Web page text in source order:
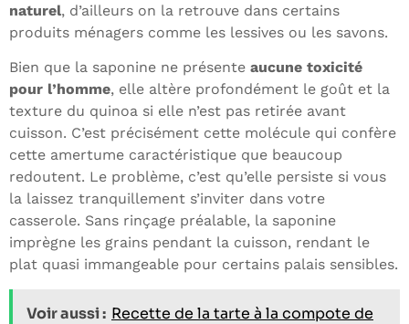
naturel, d’ailleurs on la retrouve dans certains
produits ménagers comme les lessives ou les savons.
Bien que la saponine ne présente aucune toxicité
pour l’homme, elle altère profondément le goût et la
texture du quinoa si elle n’est pas retirée avant
cuisson. C’est précisément cette molécule qui confère
cette amertume caractéristique que beaucoup
redoutent. Le problème, c’est qu’elle persiste si vous
la laissez tranquillement s’inviter dans votre
casserole. Sans rinçage préalable, la saponine
imprègne les grains pendant la cuisson, rendant le
plat quasi immangeable pour certains palais sensibles.
Voir aussi : Recette de la tarte à la compote de